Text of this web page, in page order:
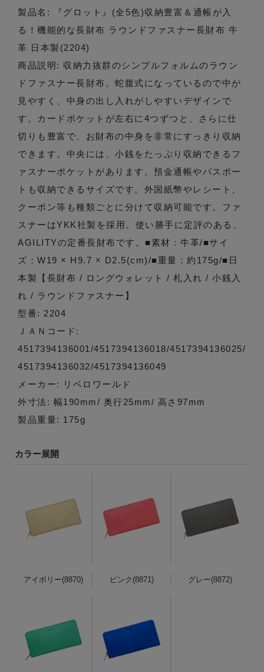
製品名: 『グロット』(全5色)収納豊富＆通帳が入
る！機能的な長財布 ラウンドファスナー長財布 牛
革 日本製(2204)
商品説明: 収納力抜群のシンプルフォルムのラウン
ドファスナー長財布。蛇腹式になっているので中が
見やすく、中身の出し入れがしやすいデザインで
す。カードポケットが左右に4つずつと、さらに仕
切りも豊富で、お財布の中身を非常にすっきり収納
できます。中央には、小銭をたっぷり収納できるフ
ァスナーポケットがあります。預金通帳やパスポー
トも収納できるサイズです。外国紙幣やレシート、
クーポン等も種類ごとに分けて収納可能です。ファ
スナーはYKK社製を採用。使い勝手に定評のある、
AGILITYの定番長財布です。■素材：牛革/■サイ
ズ：W19 × H9.7 × D2.5(cm)/■重量：約175g/■日
本製【長財布 / ロングウォレット / 札入れ / 小銭入
れ / ラウンドファスナー】
型番: 2204
ＪＡＮコード:
4517394136001/4517394136018/4517394136025/
4517394136032/4517394136049
メーカー: リベロワールド
外寸法: 幅190mm/ 奥行25mm/ 高さ97mm
製品重量: 175g
カラー展開
アイボリー(8870) ピンク(8871) グレー(8872)